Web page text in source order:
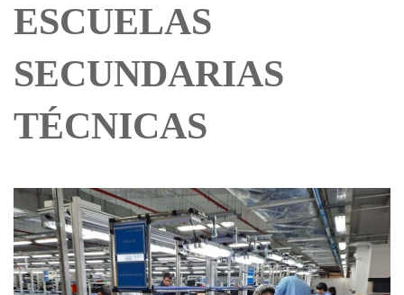
ESCUELAS
SECUNDARIAS
TÉCNICAS